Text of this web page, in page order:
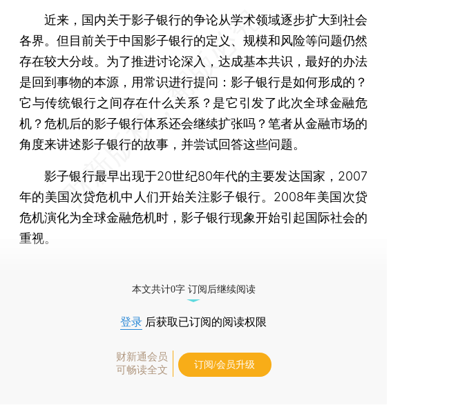
近来，国内关于影子银行的争论从学术领域逐步扩大到社会
各界。但目前关于中国影子银行的定义、规模和风险等问题仍然
存在较大分歧。为了推进讨论深入，达成基本共识，最好的办法
是回到事物的本源，用常识进行提问：影子银行是如何形成的？
它与传统银行之间存在什么关系？是它引发了此次全球金融危
机？危机后的影子银行体系还会继续扩张吗？笔者从金融市场的
角度来讲述影子银行的故事，并尝试回答这些问题。
影子银行最早出现于20世纪80年代的主要发达国家，2007
年的美国次贷危机中人们开始关注影子银行。2008年美国次贷
危机演化为全球金融危机时，影子银行现象开始引起国际社会的
重视。
本文共计0字 订阅后继续阅读
登录 后获取已订阅的阅读权限
财新通会员
可畅读全文
订阅/会员升级